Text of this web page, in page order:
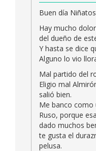
Buen día
Hay mucho
del dueño de
Y hasta se dice
Alguno lo vio
Mal partido del
Eligio mal
salió bien.
Me banco como
Ruso, porque
dado muchos
te gusta el
pelusa.